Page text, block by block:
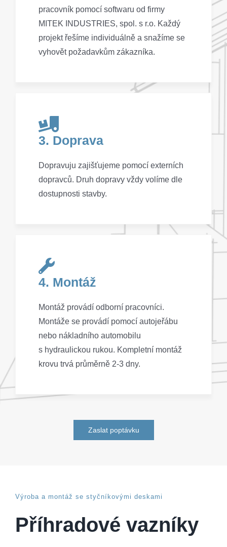
pracovník pomocí softwaru od firmy
MITEK INDUSTRIES, spol. s r.o. Každý
projekt řešíme individuálně a snažíme se
vyhovět požadavkům zákazníka.
3. Doprava
Dopravuju zajišťujeme pomocí externích
dopravců. Druh dopravy vždy volíme dle
dostupnosti stavby.
4. Montáž
Montáž provádí odborní pracovníci.
Montáže se provádí pomocí autojeřábu
nebo nákladního automobilu
s hydraulickou rukou. Kompletní montáž
krovu trvá průměrně 2-3 dny.
Zaslat poptávku
Výroba a montáž se styčníkovými deskami
Příhradové vazníky